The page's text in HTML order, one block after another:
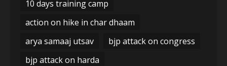
10 days training camp
action on hike in char dhaam
arya samaaj utsav
bjp attack on congress
bjp attack on harda